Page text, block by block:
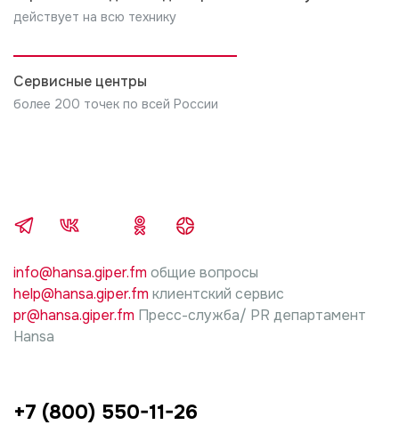
указанным в инструкции по установке, и/или
Компания производитель не несет ни какой
ответственности за любой ущерб, нанесенный
имуществу граждан, вследствие неправильной
ущерб несет лицо, проводившие работы.
действует на всю технику
Сервисные центры
более 200 точек по всей России
+7 (800) 550-11-26
info@hansa.giper.fm общие вопросы
help@hansa.giper.fm клиентский сервис
pr@hansa.giper.fm Пресс-служба/ PR департамент
Hansa